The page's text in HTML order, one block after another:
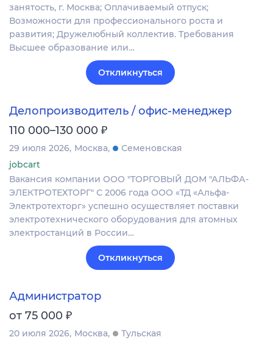
занятость, г. Москва; Оплачиваемый отпуск;
Возможности для профессионального роста и
развития; Дружелюбный коллектив. Требования
Высшее образование или…
Откликнуться
Делопроизводитель / офис-менеджер
110 000–130 000 ₽
29 июля 2026 Москва
Семеновская
jobcart
Вакансия компании ООО "ТОРГОВЫЙ ДОМ "АЛЬФА-
ЭЛЕКТРОТЕХТОРГ" С 2006 года ООО «ТД «Альфа-
Электротехторг» успешно осуществляет поставки
электротехнического оборудования для атомных
электростанций в России…
Откликнуться
Администратор
от 75 000 ₽
20 июля 2026 Москва
Тульская